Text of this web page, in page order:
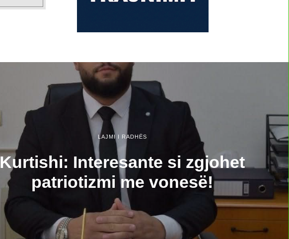
LAJMI I RADHËS
Kurtishi: Interesante si zgjohet
patriotizmi me vonesë!